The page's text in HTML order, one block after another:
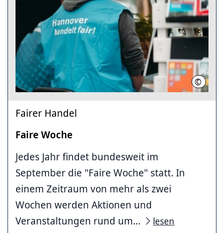
©
Fairer Handel
Faire Woche
Jedes Jahr findet bundesweit im
September die "Faire Woche" statt. In
einem Zeitraum von mehr als zwei
Wochen werden Aktionen und
Veranstaltungen rund um...
lesen